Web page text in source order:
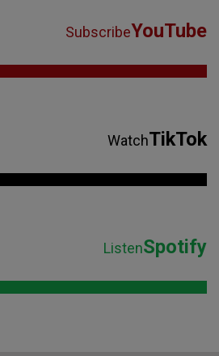
SubscribeYouTube
WatchTikTok
ListenSpotify